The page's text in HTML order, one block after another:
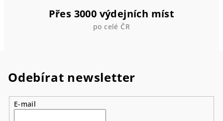
Přes 3000 výdejních míst
po celé ČR
Odebírat newsletter
E-mail